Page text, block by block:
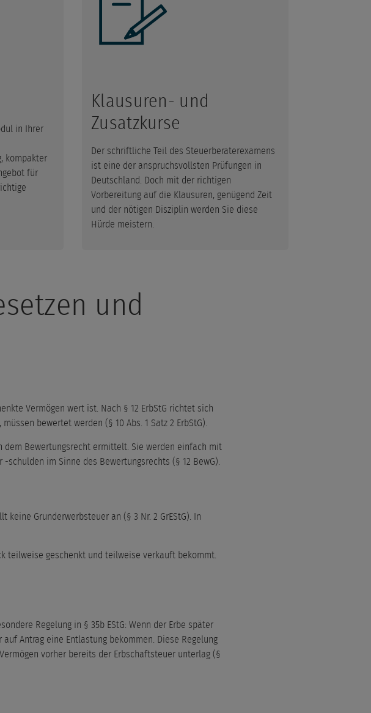
in Ihrer
kompakter
für
Klausuren- und
Zusatzkurse
Der schriftliche Teil des Steuerberaterexamens
ist eine der anspruchsvollsten Prüfungen in
Deutschland. Doch mit der richtigen
Vorbereitung auf die Klausuren, genügend Zeit
und der nötigen Disziplin werden Sie diese
Hürde meistern.
und
Vermögen wert ist. Nach § 12 ErbStG richtet sich
bewertet werden (§ 10 Abs. 1 Satz 2 ErbStG).
dem Bewertungsrecht ermittelt. Sie werden einfach mit
im Sinne des Bewertungsrechts (§ 12 BewG).
Grunderwerbsteuer an (§ 3 Nr. 2 GrEStG). In
teilweise geschenkt und teilweise verkauft bekommt.
Regelung in § 35b EStG: Wenn der Erbe später
Antrag eine Entlastung bekommen. Diese Regelung
vorher bereits der Erbschaftsteuer unterlag (§